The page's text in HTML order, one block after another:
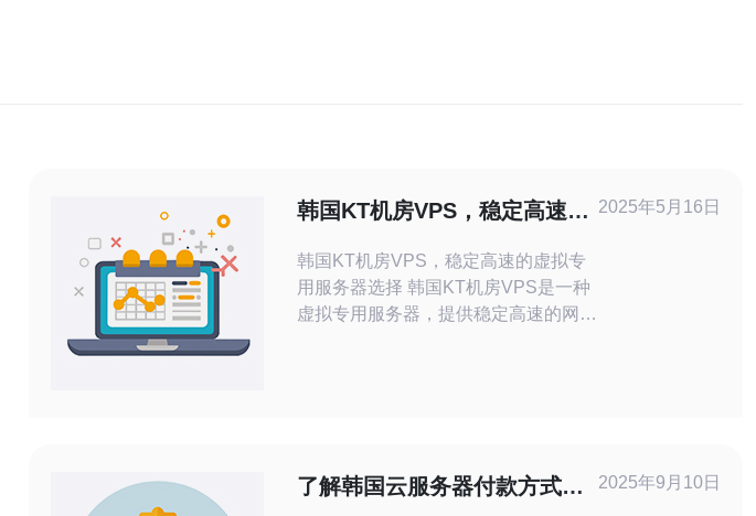
韩国KT机房VPS，稳定高速的
韩国KT机房VPS，稳定高速的虚拟专
用服务器选择 韩国KT机房VPS是一种
虚拟专用服务器，提供稳定高速的网络
速性：KT机房提供高速网络连接，确
保
2025年5月16日
了解韩国云服务器付款方式的
2025年9月10日